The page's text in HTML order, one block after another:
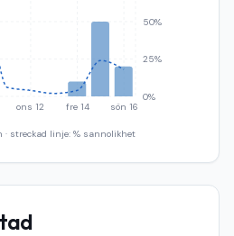
ons 12 fre 14 sön 16
0%
25%
50%
· streckad linje: % sannolikhet